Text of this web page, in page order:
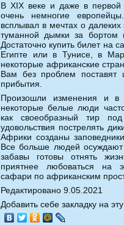
В XIX веке и даже в первой
очень немногие
всплывал в мечтах о далеких
туманной дымки за бортом
Достаточно купить билет на
Египте или в Тунисе, в
некоторые африканские
Вам без проблем поставят
прибытия.
Произошли изменения и
некоторые белые люди
как своеобразный тир
удовольствия пострелять
Африки созданы
Все больше людей осуждают
забавы готовы отнять
приятнее любоваться на
сафари по африканским
Редактировано 9.05.2021
Добавить себе закладку на